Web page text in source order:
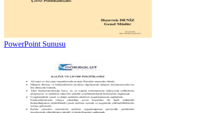
PowerPoint Sunusu